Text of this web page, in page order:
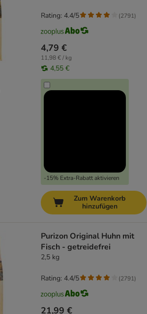
4,79 €
11,98 € / kg
4,55 €
-15% Extra-Rabatt aktivieren
Rating: 4.4/5 (2791)
Zum Warenkorb
hinzufügen
Purizon Original Huhn mit
Fisch - getreidefrei
2,5 kg
21,99 €
Rating: 4.4/5 (2791)